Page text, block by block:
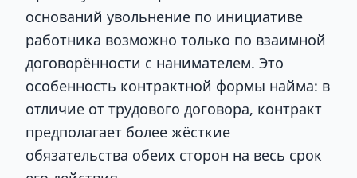
оснований увольнение по инициативе
работника возможно только по взаимной
договорённости с нанимателем. Это
особенность контрактной формы найма: в
отличие от трудового договора, контракт
предполагает более жёсткие
обязательства обеих сторон на весь срок